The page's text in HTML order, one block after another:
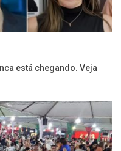
está chegando. Veja